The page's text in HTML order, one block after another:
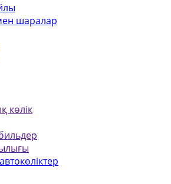
шаралар
көлік